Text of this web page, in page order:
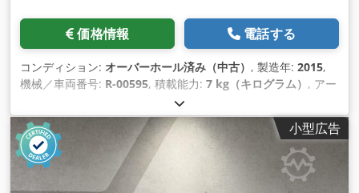
価格情報 電話する
コンディション: オーバーホール済み（中古） , 製造年: 2015,
機械／車両番号: R-00595, 積載能力: 7 kg（キログラム） , アー
, コントローラーメーカー:
ィーチペンダントメーカー:A05B-2255-C101#EGN,
小型広告